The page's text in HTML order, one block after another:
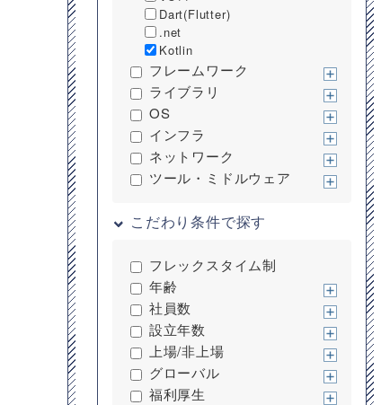
Dart(Flutter)
.net
Kotlin
フレームワーク
ライブラリ
OS
インフラ
ネットワーク
ツール・ミドルウェア
こだわり条件で探す
フレックスタイム制
年齢
社員数
設立年数
上場/非上場
グローバル
福利厚生